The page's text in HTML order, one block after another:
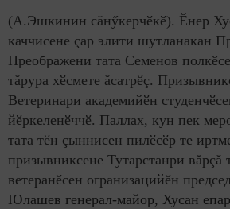
(А.Эшкинин сăнӳкерчӗкӗ). Ӗнер
каччисене çар элити шутланакан
Преображени тата Семенов
тăрура хӗсмете ăсатрӗç.
Ветеринари академийӗн
йӗркеленӗччӗ. Паллах, кун пек
тата тӗн çыннисен пилӗсӗр те
призывниксене Тутарстанри вăрçă
ветеранӗсен огранизацийӗн
Юлашев генерал-майор, Хусан